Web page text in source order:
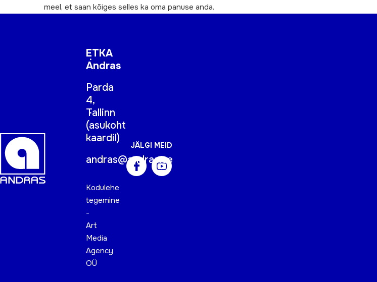
meel, et saan kõiges selles ka oma panuse anda.
ETKA
Andras
Parda
4,
Tallinn
(asukoht
kaardil)
andras@andras.ee
Kodulehe
tegemine
-
Art
Media
Agency
OÜ
JÄLGI MEID